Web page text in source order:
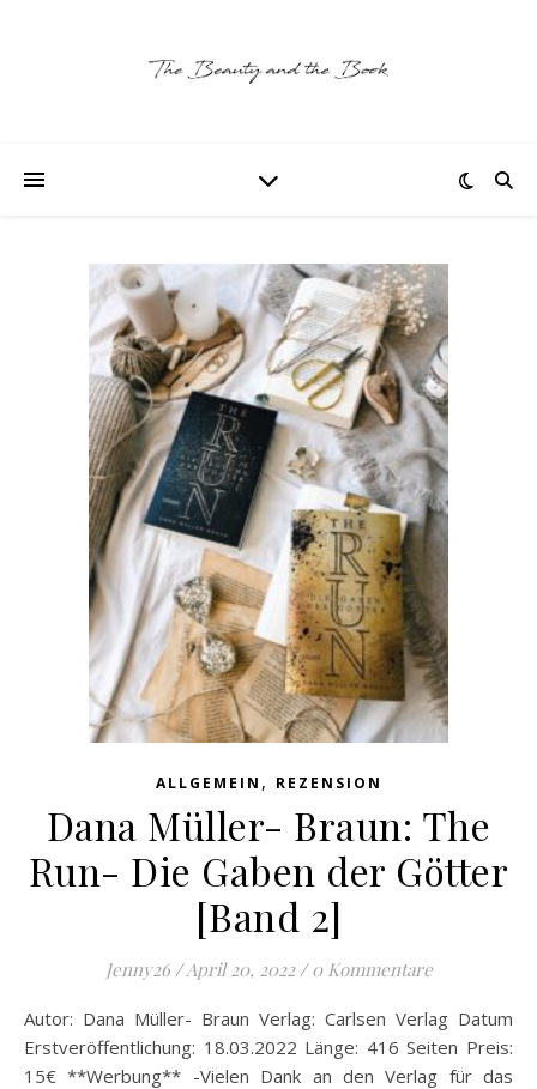
ALLGEMEIN , REZENSION
Dana Müller- Braun: The
Run- Die Gaben der Götter
[Band 2]
Jenny26 /April 20, 2022 / 0 Kommentare
Autor: Dana Müller- Braun Verlag: Carlsen Verlag Datum
Erstveröffentlichung: 18.03.2022 Länge: 416 Seiten Preis:
15€ **Werbung** -Vielen Dank an den Verlag für das